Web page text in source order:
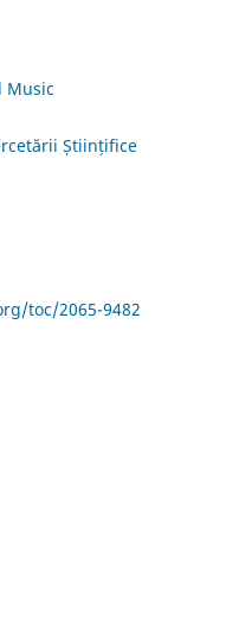
Music
Științifice
toc/2065-9482